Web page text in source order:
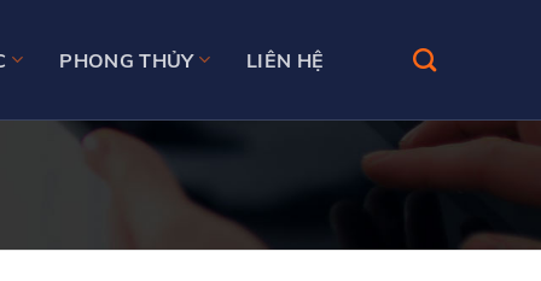
PHONG THỦY LIÊN HỆ